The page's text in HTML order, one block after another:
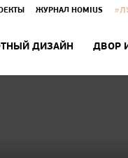
ЖУРНАЛ HOMIUS
ДИЗАЙН ДВОР